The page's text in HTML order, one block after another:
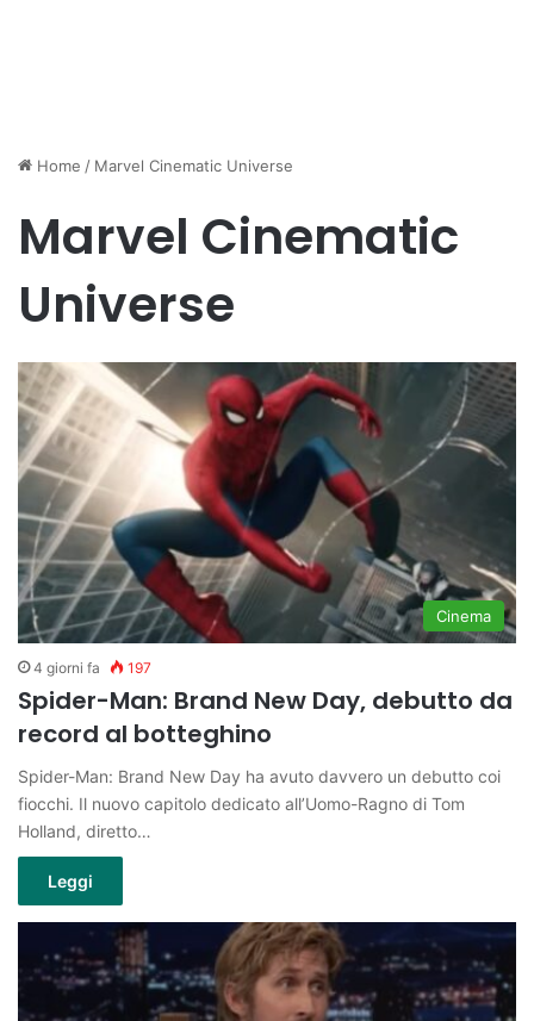
Home / Marvel Cinematic Universe
Marvel Cinematic
Universe
Cinema
4 giorni fa 197
Spider-Man: Brand New Day, debutto da
record al botteghino
Spider-Man: Brand New Day ha avuto davvero un debutto coi
fiocchi. Il nuovo capitolo dedicato all’Uomo-Ragno di Tom
Holland, diretto…
Leggi